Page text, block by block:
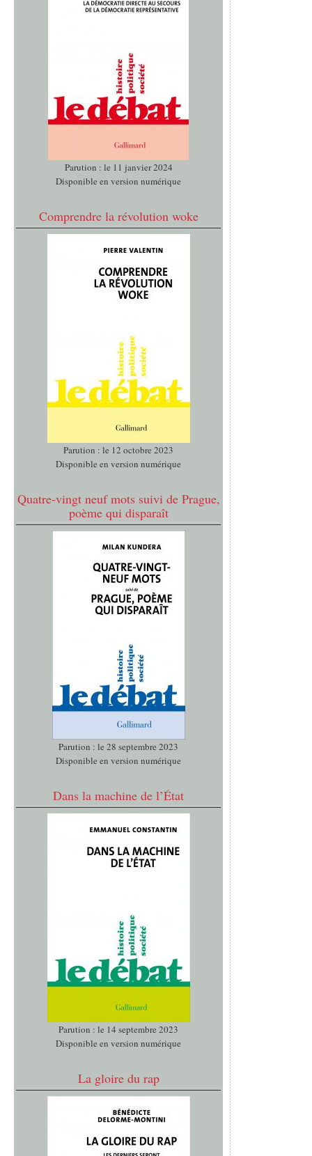
Parution : le 11 janvier 2024
Disponible en version numérique
Comprendre la révolution woke
Parution : le 12 octobre 2023
Disponible en version numérique
Quatre-vingt neuf mots suivi de Prague,
poème qui disparaît
Parution : le 28 septembre 2023
Disponible en version numérique
Dans la machine de l’État
Parution : le 14 septembre 2023
Disponible en version numérique
La gloire du rap